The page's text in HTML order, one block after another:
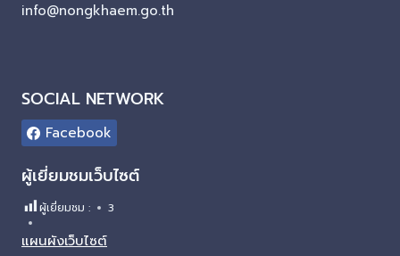
info@nongkhaem.go.th
SOCIAL NETWORK
Facebook
ผู้เยี่ยมชมเว็บไซต์
ผู้เยี่ยมชม : 3
แผนผังเว็บไซต์